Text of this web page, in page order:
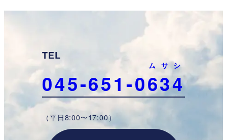
TEL
045-651-0634
ムサシ
（平日8:00〜17:00）